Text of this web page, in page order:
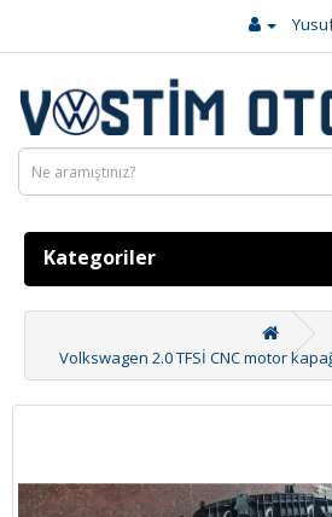
Kategoriler
Volkswagen 2.0 TFSİ CNC motor